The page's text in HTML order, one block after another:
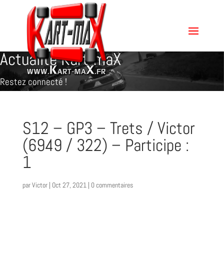
Actualité Kart-maX
Restez connecté !
S12 – GP3 – Trets / Victor
(6949 / 322) – Participe :
1
parVictor| Oct 27, 2021| 0 commentaires